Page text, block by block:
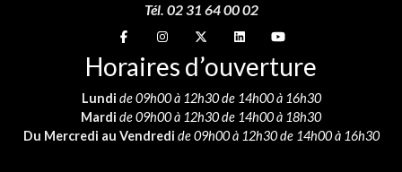
Tél. 02 31 64 00 02
Suivez-nous sur
Suivez-nous sur
Suivez-nous sur
Suivez-nous sur
Suivez-nous sur
Horaires d’ouverture
Lundi de 09h00 à 12h30 de 14h00 à 16h30
Mardi de 09h00 à 12h30 de 14h00 à 18h30
Du Mercredi au Vendredi de 09h00 à 12h30 de 14h00 à 16h30